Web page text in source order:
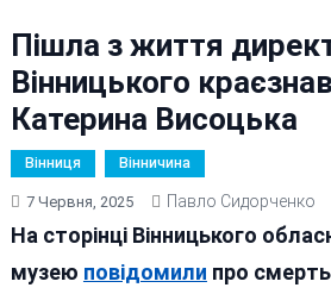
Пішла з життя
Вінницького
Катерина Висоцька
Вінниця Вінничина
7 Червня, 2025 Павло Сидорченко
На сторінці Вінницького
музею повідомили про